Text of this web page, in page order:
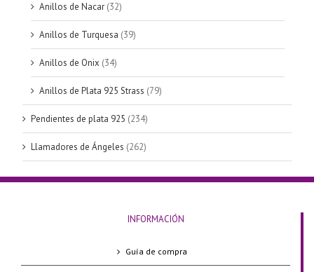
Anillos de Nacar (32)
Anillos de Turquesa (39)
Anillos de Onix (34)
Anillos de Plata 925 Strass (79)
Pendientes de plata 925 (234)
Llamadores de Ángeles (262)
INFORMACIÓN
Guía de compra